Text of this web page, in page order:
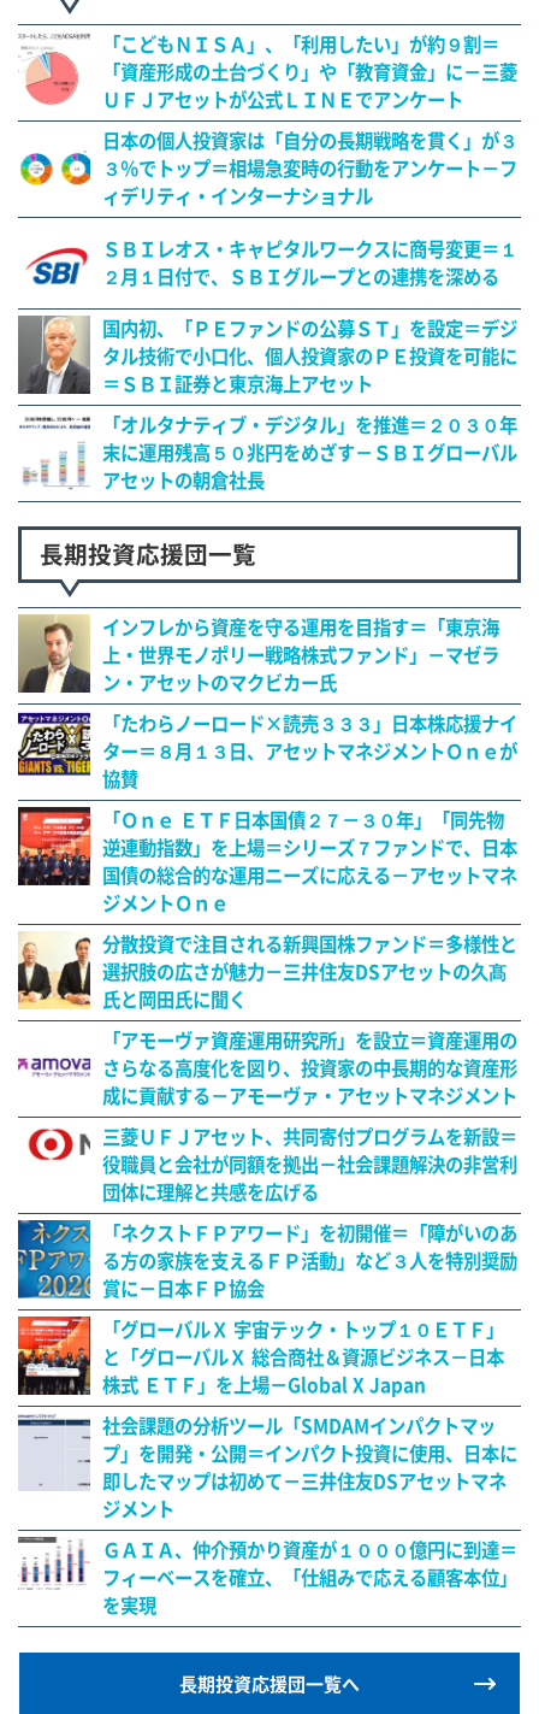
「こどもＮＩＳＡ」、「利用したい」が約９割＝
「資産形成の土台づくり」や「教育資金」に－三菱
ＵＦＪアセットが公式ＬＩＮＥでアンケート
日本の個人投資家は「自分の長期戦略を貫く」が３
３％でトップ＝相場急変時の行動をアンケート－フ
ィデリティ・インターナショナル
ＳＢＩレオス・キャピタルワークスに商号変更＝１
２月１日付で、ＳＢＩグループとの連携を深める
国内初、「ＰＥファンドの公募ＳＴ」を設定＝デジ
タル技術で小口化、個人投資家のＰＥ投資を可能に
＝ＳＢＩ証券と東京海上アセット
「オルタナティブ・デジタル」を推進＝２０３０年
末に運用残高５０兆円をめざす－ＳＢＩグローバル
アセットの朝倉社長
長期投資応援団一覧
インフレから資産を守る運用を目指す＝「東京海
上・世界モノポリー戦略株式ファンド」－マゼラ
ン・アセットのマクビカー氏
「たわらノーロード×読売３３３」日本株応援ナイ
ター＝８月１３日、アセットマネジメントＯｎｅが
協賛
「Ｏｎｅ ＥＴＦ日本国債２７－３０年」「同先物
逆連動指数」を上場＝シリーズ７ファンドで、日本
国債の総合的な運用ニーズに応える－アセットマネ
ジメントＯｎｅ
分散投資で注目される新興国株ファンド＝多様性と
選択肢の広さが魅力－三井住友DSアセットの久髙
氏と岡田氏に聞く
「アモーヴァ資産運用研究所」を設立＝資産運用の
さらなる高度化を図り、投資家の中長期的な資産形
成に貢献する－アモーヴァ・アセットマネジメント
三菱ＵＦＪアセット、共同寄付プログラムを新設＝
役職員と会社が同額を拠出－社会課題解決の非営利
団体に理解と共感を広げる
「ネクストＦＰアワード」を初開催＝「障がいのあ
る方の家族を支えるＦＰ活動」など３人を特別奨励
賞に－日本ＦＰ協会
「グローバルＸ 宇宙テック・トップ１０ＥＴＦ」
と「グローバルＸ 総合商社＆資源ビジネス－日本
株式 ＥＴＦ」を上場－Global X Japan
社会課題の分析ツール「SMDAMインパクトマッ
プ」を開発・公開＝インパクト投資に使用、日本に
即したマップは初めて－三井住友DSアセットマネ
ジメント
ＧＡＩＡ、仲介預かり資産が１０００億円に到達＝
フィーベースを確立、「仕組みで応える顧客本位」
を実現
長期投資応援団一覧へ